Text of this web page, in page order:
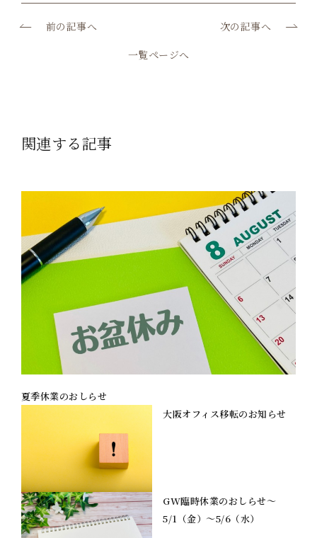
前の記事へ
一覧ページへ
次の記事へ
関連する記事
夏季休業のおしらせ
大阪オフィス移転のお知らせ
GW臨時休業のおしらせ～
5/1（金）～5/6（水）